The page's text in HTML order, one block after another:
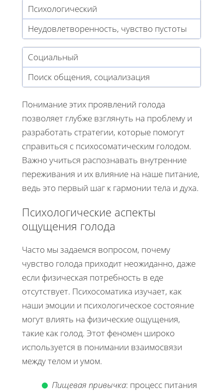
Психологический
Неудовлетворенность, чувство пустоты
Социальный
Поиск общения, социализация
Понимание этих проявлений голода
позволяет глубже взглянуть на проблему и
разработать стратегии, которые помогут
справиться с психосоматическим голодом.
Важно учиться распознавать внутренние
переживания и их влияние на наше питание,
ведь это первый шаг к гармонии тела и духа.
Психологические аспекты
ощущения голода
Часто мы задаемся вопросом, почему
чувство голода приходит неожиданно, даже
если физическая потребность в еде
отсутствует. Психосоматика изучает, как
наши эмоции и психологическое состояние
могут влиять на физические ощущения,
такие как голод. Этот феномен широко
используется в понимании взаимосвязи
между телом и умом.
Пищевая привычка: процесс питания